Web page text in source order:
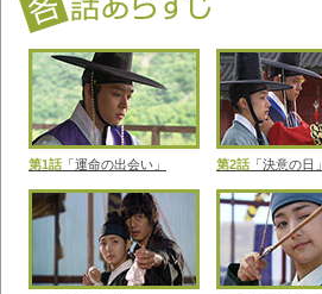
第1話 「運命の出会い」 第2話 「決意の日」